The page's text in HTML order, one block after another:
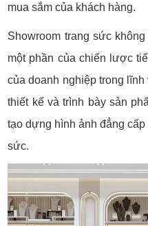
mua sắm của khách hàng.
Showroom trang sức
một phần của chiến lược
của doanh nghiệp trong
thiết kế và trình bày sản
tạo dựng hình ảnh đẳng
sức.